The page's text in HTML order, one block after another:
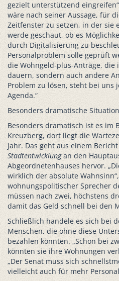
gezielt unterstützend
wäre nach seiner Aussage, für
Zeitfenster zu setzen, in der sie
werde geschaut, ob es
durch Digitalisierung zu
Personalproblem solle geprüft
die Wohngeld-plus-Anträge, die
dauern, sondern auch andere
Problem zu lösen, steht bei uns
Agenda.“
Besonders dramatische
Besonders dramatisch ist es im
Kreuzberg, dort liegt die
Jahr. Das geht aus einem
Stadtentwicklungan den
Abgeordnetenhauses hervor.
wirklich der absolute
wohnungspolitischer Sprecher
müssen nach zwei, höchstens
damit das Geld schnell bei den
Schließlich handele es sich bei
Menschen, die ohne diese
bezahlen könnten. „Schon bei
könnten sie ihre Wohnungen
„Der Senat muss sich
vielleicht auch für mehr